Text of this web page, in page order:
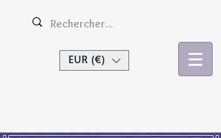
EUR (€)